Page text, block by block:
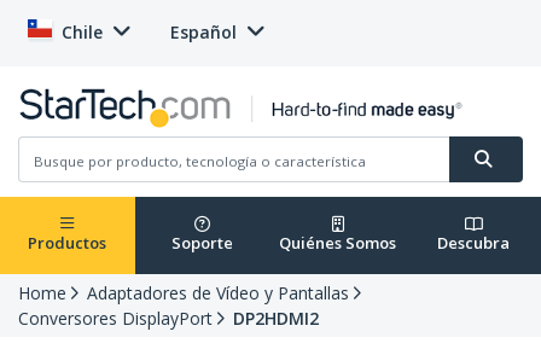
Chile Español
Productos Soporte Quiénes Somos Descubra
Home
Adaptadores de Vídeo y Pantallas
Conversores DisplayPort
DP2HDMI2